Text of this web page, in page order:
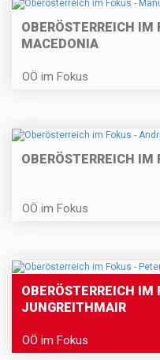
OBERÖSTERREICH
MACEDONIA
OÖ im Fokus
OBERÖSTERREICH IM
OÖ im Fokus
OBERÖSTERREICH IM
JUNGREITHMAIR
OÖ im Fokus